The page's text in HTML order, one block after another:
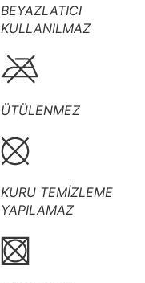
BEYAZLATICI
KULLANILMAZ
ÜTÜLENMEZ
KURU TEMİZLEME
YAPILAMAZ